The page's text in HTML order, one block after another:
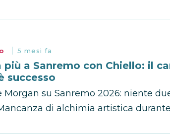
5 mesi fa
più a Sanremo con Chiello: il
successo
Morgan su Sanremo 2026: niente
di alchimia artistica